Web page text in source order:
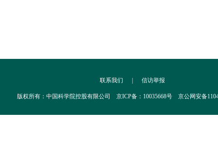
联系我们 | 信访举报
版权所有：中国科学院控股有限公司 京ICP备：10035668号 京公网安备